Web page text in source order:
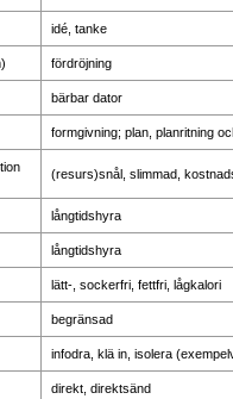
idé, tanke
fördröjning
bärbar dator
formgivning; plan, planritning
(resurs)snål, slimmad,
långtidshyra
långtidshyra
lätt-, sockerfri, fettfri, lågkalori
begränsad
infodra, klä in, isolera
direkt, direktsänd